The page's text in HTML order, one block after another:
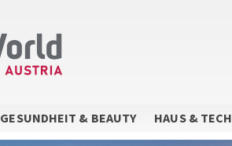
GESUNDHEIT & BEAUTY HAUS &